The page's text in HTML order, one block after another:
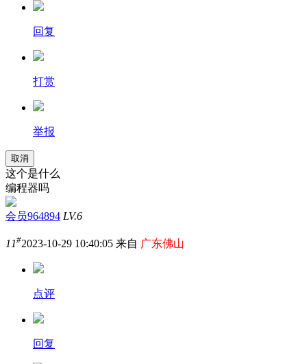
回复
打赏
举报
取消
这个是什么
编程器吗
会员964894 LV.6
11#2023-10-29 10:40:05 来自 广东佛山
点评
回复